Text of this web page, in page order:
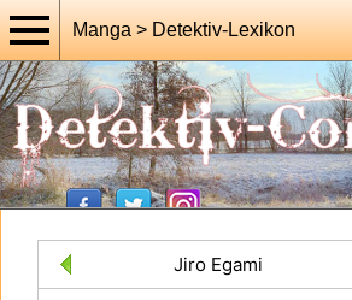
Manga > Detektiv-Lexikon
Jiro Egami